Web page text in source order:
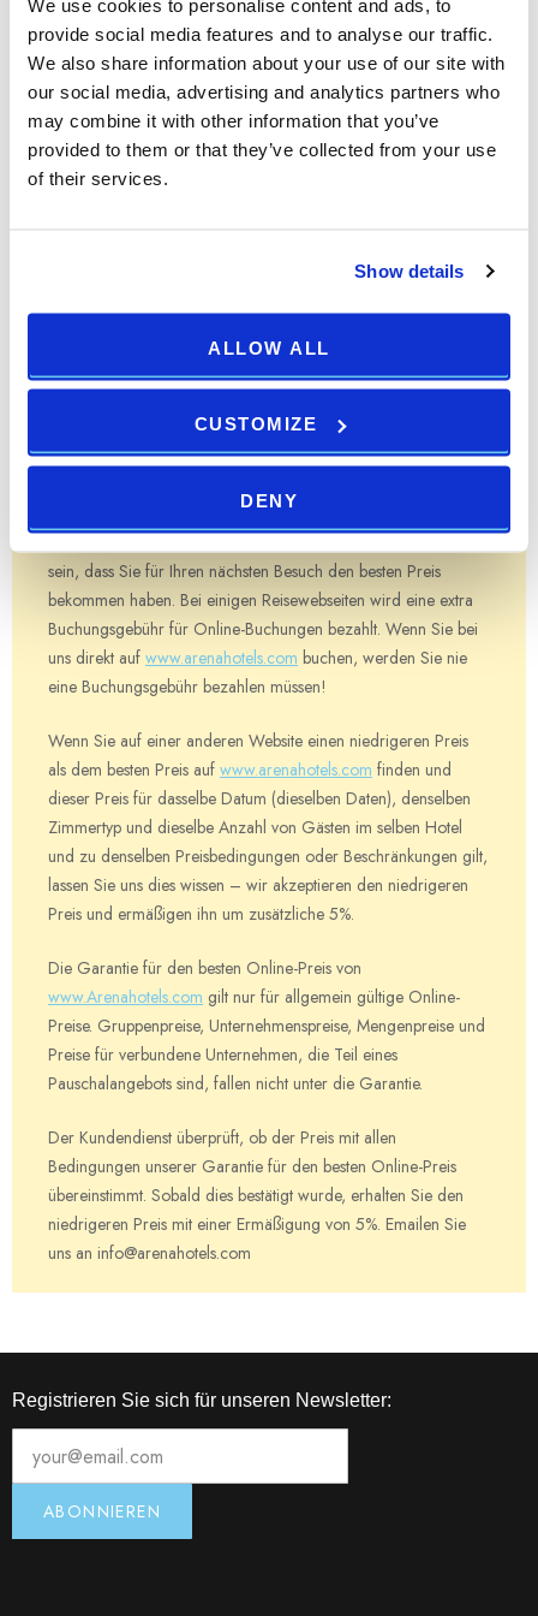
We use cookies to personalise content and ads, to
provide social media features and to analyse our traffic.
We also share information about your use of our site with
our social media, advertising and analytics partners who
may combine it with other information that you’ve
provided to them or that they’ve collected from your use
of their services.
Show details
ALLOW ALL
CUSTOMIZE
DENY
Sichere Buchung
Für jede Reservierung überarenahotels.com garantieren wir
Ihnen die besten Online-Preise. Es ist keine Anzahlung zum
Zeitpunkt der Buchung erforderlich. Ihre Kreditkarte wird
benötigt, um Ihre Buchung zu garantieren und Sie zahlen
überprüfen Sie die allgemeinen Geschäftsbedingungen und
Konditionen.
Best-Preis-Garantie
Best-Preis-Garantie
online – das garantieren wir Ihnen. Wenn Sie Ihre Reservierung
sein, dass Sie für Ihren nächsten Besuch den besten Preis
bekommen haben. Bei einigen Reisewebseiten wird eine extra
Buchungsgebühr für Online-Buchungen bezahlt. Wenn Sie bei
uns direkt auf www.arenahotels.com buchen, werden Sie nie
eine Buchungsgebühr bezahlen müssen!
Wenn Sie auf einer anderen Website einen niedrigeren Preis
als dem besten Preis auf www.arenahotels.com finden und
dieser Preis für dasselbe Datum (dieselben Daten), denselben
Zimmertyp und dieselbe Anzahl von Gästen im selben Hotel
und zu denselben Preisbedingungen oder Beschränkungen gilt,
lassen Sie uns dies wissen – wir akzeptieren den niedrigeren
Preis und ermäßigen ihn um zusätzliche 5%.
Die Garantie für den besten Online-Preis von
www.Arenahotels.com gilt nur für allgemein gültige Online-
Preise. Gruppenpreise, Unternehmenspreise, Mengenpreise und
Preise für verbundene Unternehmen, die Teil eines
Pauschalangebots sind, fallen nicht unter die Garantie.
Der Kundendienst überprüft, ob der Preis mit allen
Bedingungen unserer Garantie für den besten Online-Preis
übereinstimmt. Sobald dies bestätigt wurde, erhalten Sie den
niedrigeren Preis mit einer Ermäßigung von 5%. Emailen Sie
uns an info@arenahotels.com
Registrieren Sie sich für unseren Newsletter: